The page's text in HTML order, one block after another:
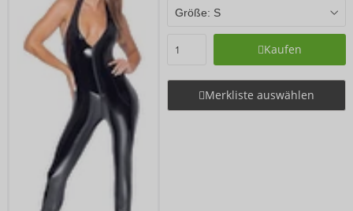
Kaufen
Merkliste auswählen